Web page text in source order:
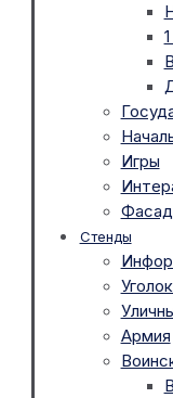
Игры
Стенды
Армия